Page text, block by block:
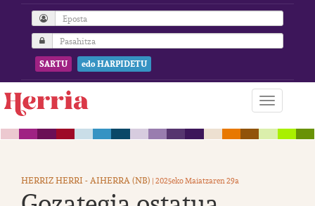
SARTU edo HARPIDETU
HERRIZ HERRI - AIHERRA (NB) | 2025eko Maiatzaren 29a